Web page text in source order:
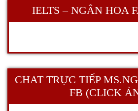
IELTS – NGÂN HOA
CHAT TRỰC TIẾP
FB (CLICK